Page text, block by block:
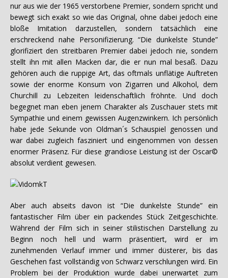
nur aus wie der 1965 verstorbene Premier, sondern spricht und
bewegt sich exakt so wie das Original, ohne dabei jedoch eine
bloße Imitation darzustellen, sondern tatsächlich eine
erschreckend nahe Personifizierung. “Die dunkelste Stunde”
glorifiziert den streitbaren Premier dabei jedoch nie, sondern
stellt ihn mit allen Macken dar, die er nun mal besaß. Dazu
gehören auch die ruppige Art, das oftmals unflätige Auftreten
sowie der enorme Konsum von Zigarren und Alkohol, dem
Churchill zu Lebzeiten leidenschaftlich fröhnte. Und doch
begegnet man eben jenem Charakter als Zuschauer stets mit
Sympathie und einem gewissen Augenzwinkern. Ich persönlich
habe jede Sekunde von Oldman´s Schauspiel genossen und
war dabei zugleich fasziniert und eingenommen von dessen
enormer Präsenz. Für diese grandiose Leistung ist der Oscar©
absolut verdient gewesen.
Aber auch abseits davon ist “Die dunkelste Stunde” ein
fantastischer Film über ein packendes Stück Zeitgeschichte.
Während der Film sich in seiner stilistischen Darstellung zu
Beginn noch hell und warm präsentiert, wird er im
zunehmenden Verlauf immer und immer düsterer, bis das
Geschehen fast vollständig von Schwarz verschlungen wird. Ein
Problem bei der Produktion wurde dabei unerwartet zum